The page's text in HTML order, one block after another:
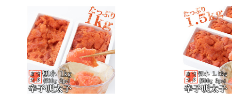
太スパゲッティ 明太子ごはん おに
ぎり 海鮮 魚介 惣菜 ギフト 贈答 贈
り物 お取り寄せグルメ 本場 福岡県
子ごはん おにぎり
魚介 惣菜 ギフト
り寄せグルメ 本場